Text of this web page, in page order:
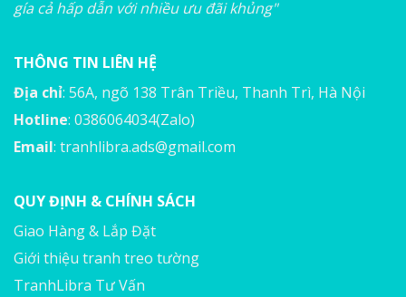
gía cả hấp dẫn với nhiều ưu đãi khủng"
THÔNG TIN LIÊN HỆ
Địa chỉ: 56A, ngõ 138 Trân Triều, Thanh Trì, Hà Nội
Hotline: 0386064034(Zalo)
Email: tranhlibra.ads@gmail.com
QUY ĐỊNH & CHÍNH SÁCH
Giao Hàng & Lắp Đặt
Giới thiệu tranh treo tường
TranhLibra Tư Vấn